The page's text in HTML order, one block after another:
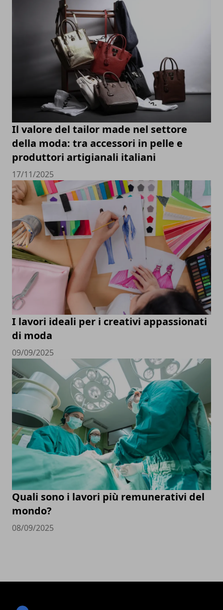
Il valore del tailor made nel settore
della moda: tra accessori in pelle e
produttori artigianali italiani
17/11/2025
I lavori ideali per i creativi appassionati
di moda
09/09/2025
Quali sono i lavori più remunerativi del
mondo?
08/09/2025